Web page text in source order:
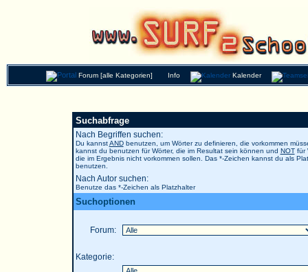
Forum [alle Kategorien] Info Kalender
Suchabfrage
Nach Begriffen suchen:
Du kannstANDbenutzen, um Wörter zu definieren, die vorkommen
kannst du benutzen für Wörter, die im Resultat sein können und NOTfür
die im Ergebnis nicht vorkommen sollen. Das *-Zeichen kannst du als
benutzen.
Nach Autor suchen:
Benutze das *-Zeichen als Platzhalter
Suchoptionen
Forum:
Kategorie: